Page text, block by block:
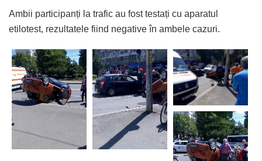
Ambii participanți la trafic au fost testați cu aparatul
etilotest, rezultatele fiind negative în ambele cazuri.